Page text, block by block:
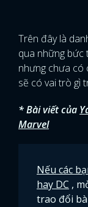
Trên đây là
qua những bức
nhưng chưa có
sẽ có vai trò gì
* Bài viết của
Marvel
Nếu các
hay DC ,
trao đổi